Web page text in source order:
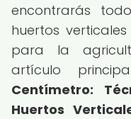
encontrarás
huertos
para la
artículo
Centímetro:
Huertos